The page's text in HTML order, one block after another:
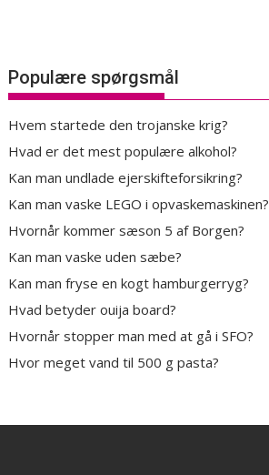
Populære spørgsmål
Hvem startede den trojanske krig?
Hvad er det mest populære alkohol?
Kan man undlade ejerskifteforsikring?
Kan man vaske LEGO i opvaskemaskinen?
Hvornår kommer sæson 5 af Borgen?
Kan man vaske uden sæbe?
Kan man fryse en kogt hamburgerryg?
Hvad betyder ouija board?
Hvornår stopper man med at gå i SFO?
Hvor meget vand til 500 g pasta?